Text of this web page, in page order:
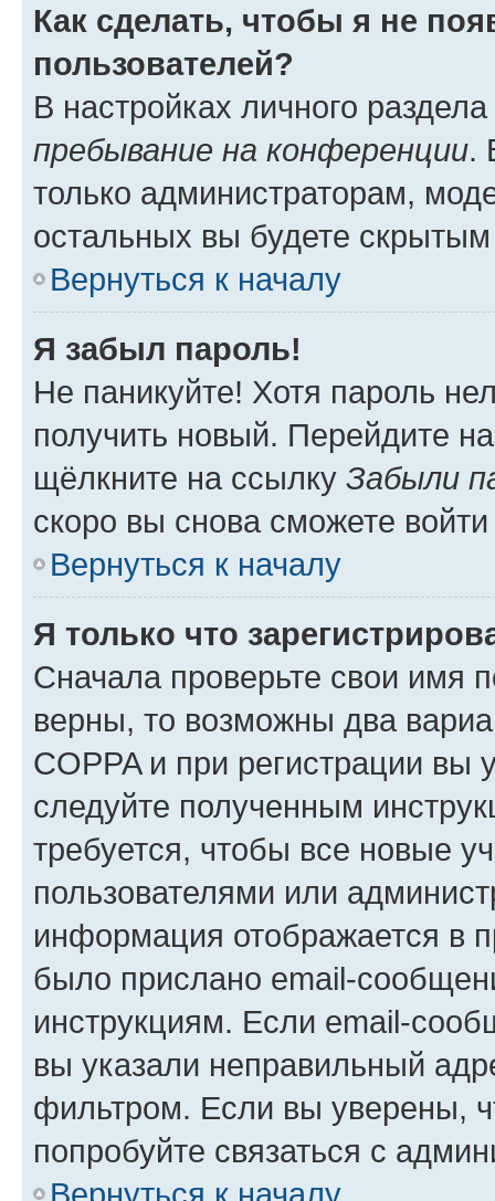
Как сделать, чтобы я не
пользователей?
В настройках личного
пребывание на конференции.
только администраторам,
остальных вы будете
Вернуться к началу
Я забыл пароль!
Не паникуйте! Хотя пароль
получить новый. Перейдите
щёлкните на ссылку Забыли
скоро вы снова сможете
Вернуться к началу
Я только что
Сначала проверьте свои имя
верны, то возможны два
COPPA и при регистрации вы
следуйте полученным
требуется, чтобы все новые
пользователями или
информация отображается в
было прислано email-
инструкциям. Если email-
вы указали неправильный
фильтром. Если вы уверены,
попробуйте связаться с
Вернуться к началу